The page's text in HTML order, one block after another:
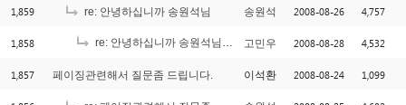
1,859 re: 안녕하십니까 송원석님 송원석 2008-08-26 4,757
1,858 re: 안녕하십니까 송원석님 고민우 2008-08-28 4,532
1,857 페이징관련해서 질문좀 드립니다. 이석환 2008-08-24 1,099